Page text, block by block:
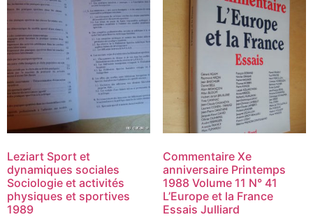
Leziart Sport et
dynamiques sociales
Sociologie et activités
physiques et sportives
1989
Commentaire Xe
anniversaire Printemps
1988 Volume 11 N° 41
L’Europe et la France
Essais Julliard